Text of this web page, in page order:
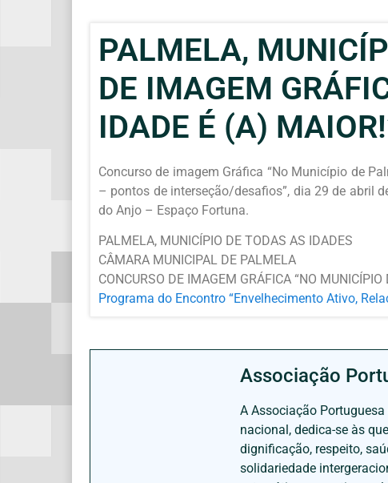
PALMELA,
DE IMAGEM
IDADE É (A)
Concurso de imagem Gráfica “No Município de
– pontos de interseção/desafios”, dia 29 de abril
do Anjo – Espaço Fortuna.
PALMELA, MUNICÍPIO DE TODAS AS IDADES
CÂMARA MUNICIPAL DE PALMELA
CONCURSO DE IMAGEM GRÁFICA “NO
Programa do Encontro “Envelhecimento Ativo,
Associação
A Associação
nacional, dedica-se às
dignificação, respeito,
solidariedade